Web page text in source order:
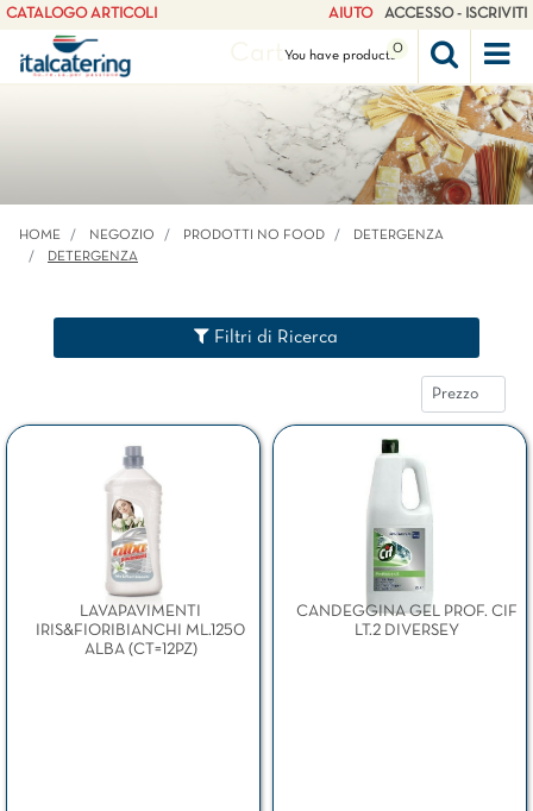
CATALOGO ARTICOLI AIUTO ACCESSO - ISCRIVITI
You have
0
products
HOME NEGOZIO PRODOTTI NO FOOD
DETERGENZA
DETERGENZA
Filtri di Ricerca
LAVAPAVIMENTI
IRIS&FIORIBIANCHI ML.1250
ALBA (CT=12PZ)
CANDEGGINA GEL PROF. CIF
LT.2 DIVERSEY